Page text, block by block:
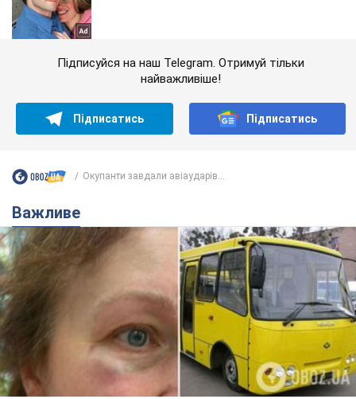
Підписуйся на наш Telegram. Отримуй тільки
найважливіше!
Підписатись Підписатись
Окупанти завдали авіаударів...
Важливе